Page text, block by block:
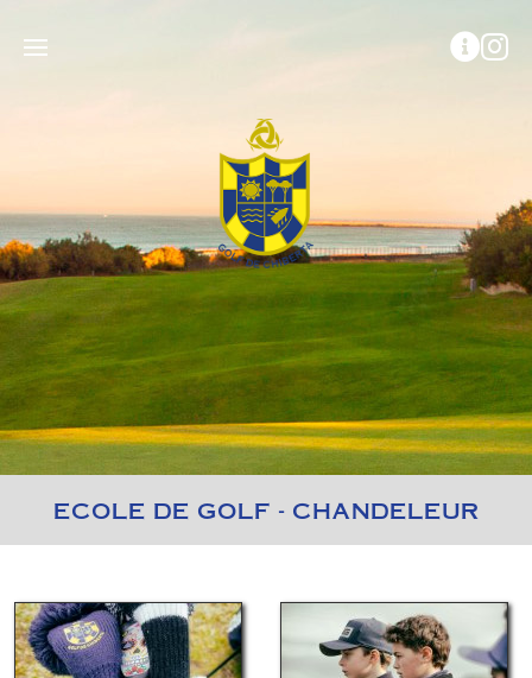
ECOLE DE GOLF - CHANDELEUR